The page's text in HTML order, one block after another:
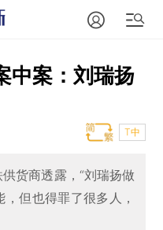
中案：刘瑞扬
T中
货商透露，“刘瑞扬做
但也得罪了很多人，